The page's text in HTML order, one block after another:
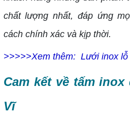
chất lượng nhất, đáp ứng
cách chính xác và kịp thời.
>>>>>Xem thêm: Lưới inox
Cam kết về tấm
Vĩ